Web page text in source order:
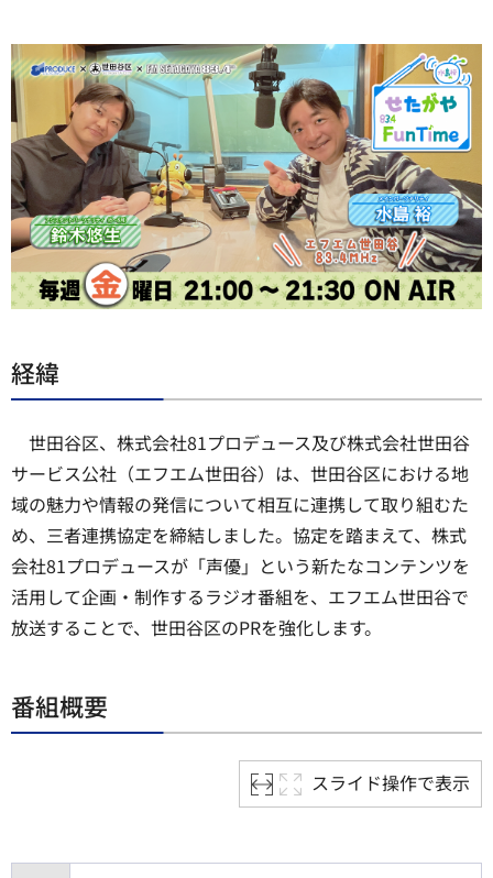
経緯
世田谷区、株式会社81プロデュース及び株式会社世田谷
サービス公社（エフエム世田谷）は、世田谷区における地
域の魅力や情報の発信について相互に連携して取り組むた
め、三者連携協定を締結しました。協定を踏まえて、株式
会社81プロデュースが「声優」という新たなコンテンツを
活用して企画・制作するラジオ番組を、エフエム世田谷で
放送することで、世田谷区のPRを強化します。
番組概要
スライド操作で表示